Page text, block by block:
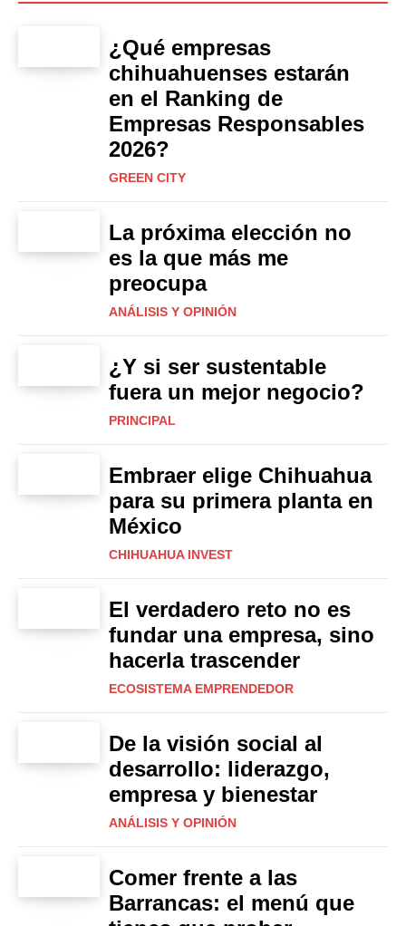
¿Qué empresas
chihuahuenses estarán
en el Ranking de
Empresas Responsables
2026?
GREEN CITY
La próxima elección no
es la que más me
preocupa
ANÁLISIS Y OPINIÓN
¿Y si ser sustentable
fuera un mejor negocio?
PRINCIPAL
Embraer elige Chihuahua
para su primera planta en
México
CHIHUAHUA INVEST
El verdadero reto no es
fundar una empresa, sino
hacerla trascender
ECOSISTEMA EMPRENDEDOR
De la visión social al
desarrollo: liderazgo,
empresa y bienestar
ANÁLISIS Y OPINIÓN
Comer frente a las
Barrancas: el menú que